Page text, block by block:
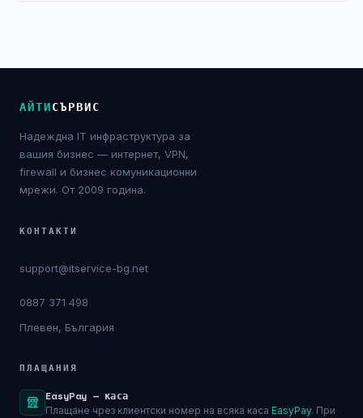
NIS2
Технически изисквания
Общи условия
Правна информация
GDPR
Контакти
АЙТИСЪРВИС
Надеждна IT инфраструктура за
вашия бизнес — интернет, VPN,
firewall и бизнес комуникационни
мрежи. От 2009 година.
КОНТАКТИ
support@itservice-bg.net
0887 371 498
Плевен, България
ПЛАЩАНИЯ
EasyPay — каса
Плащане чрез клиентски номер на всяка каса EasyPay. При